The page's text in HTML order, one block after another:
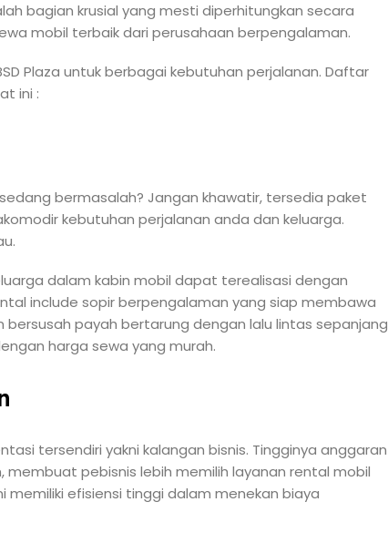
bagian krusial yang mesti diperhitungkan secara
mobil terbaik dari perusahaan berpengalaman.
Plaza untuk berbagai kebutuhan perjalanan. Daftar
ini :
bermasalah? Jangan khawatir, tersedia paket
kebutuhan perjalanan anda dan keluarga.
dalam kabin mobil dapat terealisasi dengan
include sopir berpengalaman yang siap membawa
payah bertarung dengan lalu lintas sepanjang
harga sewa yang murah.
tersendiri yakni kalangan bisnis. Tingginya anggaran
pebisnis lebih memilih layanan rental mobil
memiliki efisiensi tinggi dalam menekan biaya